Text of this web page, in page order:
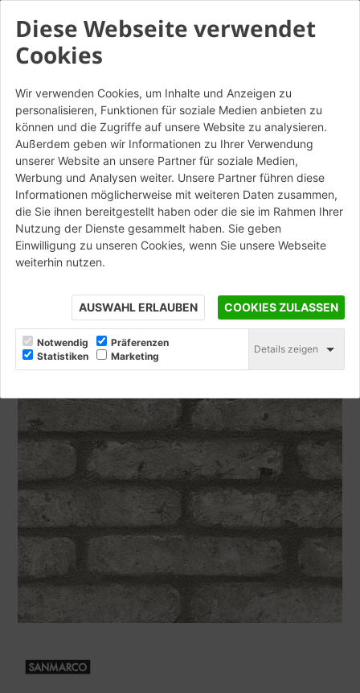
Diese Webseite verwendet
Cookies
Wir verwenden Cookies, um Inhalte und Anzeigen zu
personalisieren, Funktionen für soziale Medien anbieten zu
können und die Zugriffe auf unsere Website zu analysieren.
Außerdem geben wir Informationen zu Ihrer Verwendung
unserer Website an unsere Partner für soziale Medien,
Werbung und Analysen weiter. Unsere Partner führen diese
Informationen möglicherweise mit weiteren Daten zusammen,
die Sie ihnen bereitgestellt haben oder die sie im Rahmen Ihrer
Nutzung der Dienste gesammelt haben. Sie geben
Einwilligung zu unseren Cookies, wenn Sie unsere Webseite
weiterhin nutzen.
AUSWAHL ERLAUBEN COOKIES ZULASSEN
Notwendig
Präferenzen
Statistiken
Marketing
Details zeigen
Dogi Scialbato Grigio -
Listello angolare da
mattone
STAMPA